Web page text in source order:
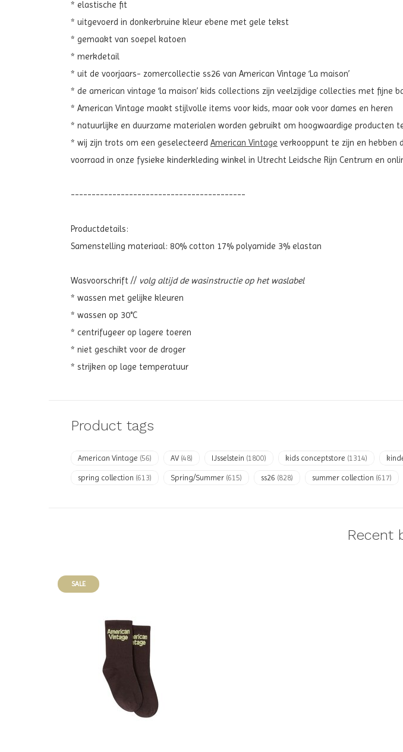
* elastische fit
* uitgevoerd in donkerbruine kleur ebene met gele tekst
* gemaakt van soepel katoen
* merkdetail
* uit de voorjaars- zomercollectie ss26 van American Vintage ‘La maison’
* de american vintage ‘la maison’ kids collections zijn veelzijdige collecties met fijne
* American Vintage maakt stijlvolle items voor kids, maar ook voor dames en heren
* natuurlijke en duurzame materialen worden gebruikt om hoogwaardige producten
* wij zijn trots om een geselecteerd American Vintage verkooppunt te zijn en hebben
voorraad in onze fysieke kinderkleding winkel in Utrecht Leidsche Rijn Centrum en
------------------------------------------
Productdetails:
Samenstelling materiaal: 80% cotton 17% polyamide 3% elastan
Wasvoorschrift // volg altijd de wasinstructie op het waslabel
* wassen met gelijke kleuren
* wassen op 30°C
* centrifugeer op lagere toeren
* niet geschikt voor de droger
* strijken op lage temperatuur
Product tags
American Vintage (56) AV (48) IJsselstein (1800) kids conceptstore (1314)
spring collection (613) Spring/Summer (615) ss26 (828) summer collection (617)
Recent
SALE